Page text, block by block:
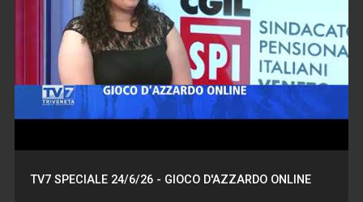
TV7 SPECIALE 24/6/26 - GIOCO D'AZZARDO ONLINE